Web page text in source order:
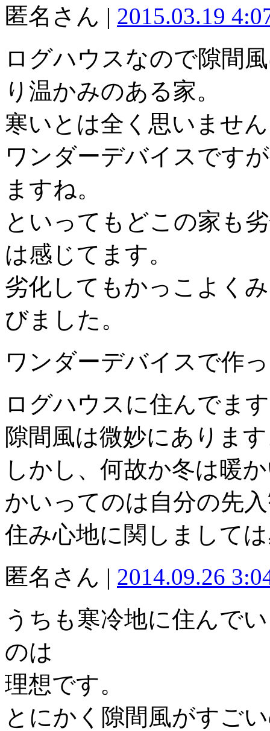
匿名さん | 2015.03.19
ログハウスなので隙間
り温かみのある家。
寒いとは全く思いませ
ワンダーデバイスです
ますね。
といってもどこの家も
は感じてます。
劣化してもかっこよく
びました。
ワンダーデバイスで作
ログハウスに住んでま
隙間風は微妙にありま
しかし、何故か冬は暖
かいってのは自分の先
住み心地に関しまして
匿名さん | 2014.09.26
うちも寒冷地に住んで
のは
理想です。
とにかく隙間風がすご